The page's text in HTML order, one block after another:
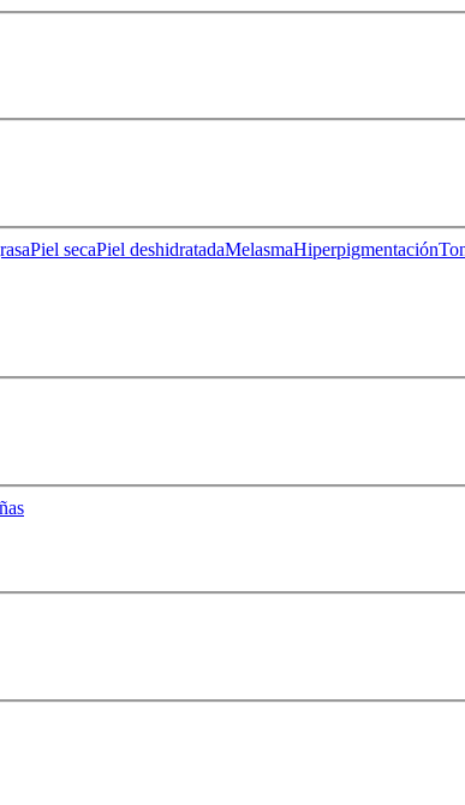
Piel secaPiel deshidratadaMelasmaHiperpigmentación